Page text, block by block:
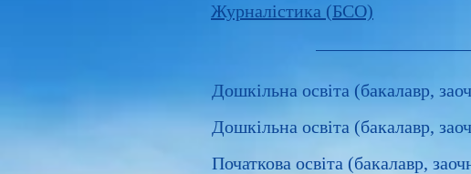
Журналістика (БСО)
Дошкільна освіта (бакалавр,
Дошкільна освіта (бакалавр,
Початкова освіта (бакалавр,